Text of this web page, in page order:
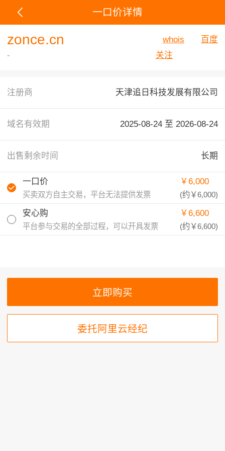
一口价详情
zonce.cn
-
whois
百度
关注
注册商 天津追日科技发展有限公司
域名有效期 2025-08-24 至 2026-08-24
出售剩余时间 长期
一口价
买卖双方自主交易，平台无法提供发票
￥6,000
(约￥6,000)
安心购
平台参与交易的全部过程，可以开具发票
￥6,600
(约￥6,600)
委托阿里云经纪